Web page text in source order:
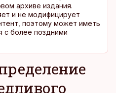
архиве издания.
и не модифицирует
поэтому может иметь
с более поздними